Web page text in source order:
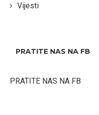
Vijesti
PRATITE NAS NA FB
PRATITE NAS NA FB